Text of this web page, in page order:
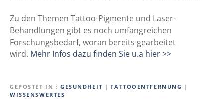
Zu den Themen Tattoo-Pigmente und Laser-
Behandlungen gibt es noch umfangreichen
Forschungsbedarf, woran bereits gearbeitet
wird. Mehr Infos dazu finden Sie u.a hier >>
GEPOSTET IN GESUNDHEIT |TATTOOENTFERNUNG |
WISSENSWERTES